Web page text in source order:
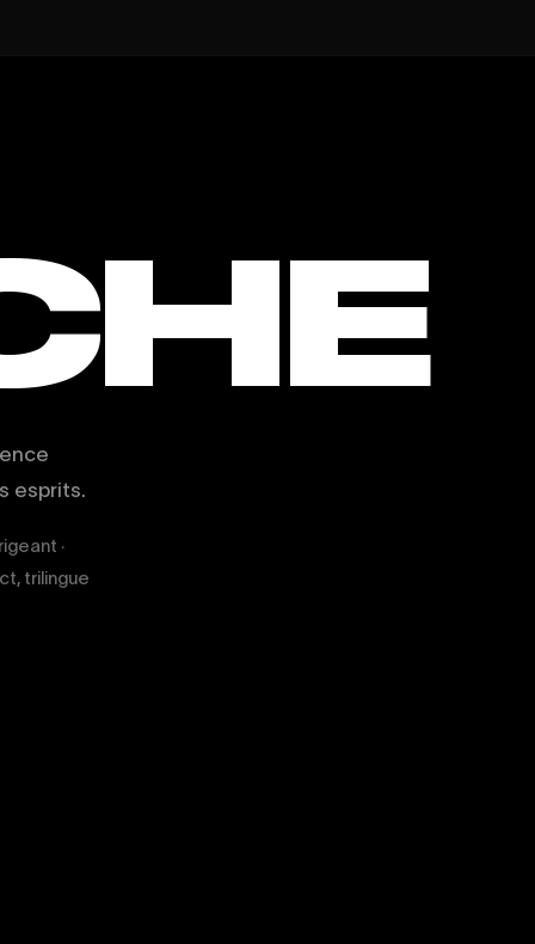
esprits.
·
trilingue